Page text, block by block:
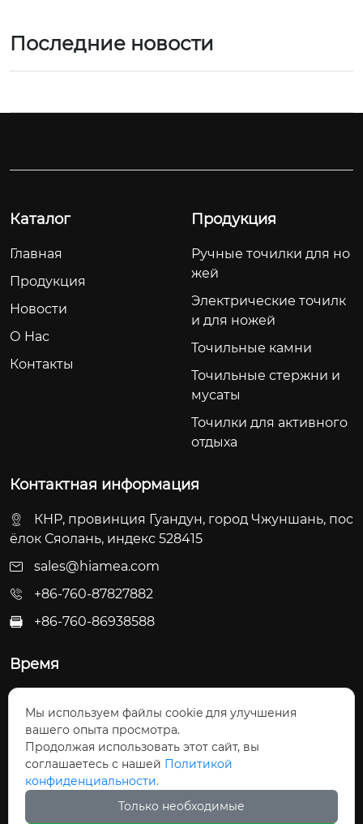
Последние новости
Каталог
Главная
Продукция
Новости
О Hас
Контакты
Продукция
Ручные точилки для но
жей
Электрические точилк
и для ножей
Точильные камни
Точильные стержни и
мусаты
Точилки для активного
отдыха
Контактная информация
КНР, провинция Гуандун, город Чжуншань, пос
ёлок Сяолань, индекс 528415
sales@hiamea.com
+86-760-87827882
 +86-760-86938588
Время
Сб - Вс: 10:00 - 22:30
Мы используем файлы cookie для улучшения
вашего опыта просмотра.
Продолжая использовать этот сайт, вы
соглашаетесь с нашей Политикой
конфиденциальности.
Только необходимые